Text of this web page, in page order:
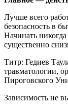
Лучше всего
безопасность в
Начинать
существенно
Титр: Гедиев
травматологии,
Пироговского
Зависимость не